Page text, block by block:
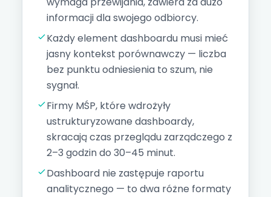
informacji dla swojego odbiorcy.
Każdy element dashboardu musi mieć
jasny kontekst porównawczy — liczba
bez punktu odniesienia to szum, nie
sygnał.
Firmy MŚP, które wdrożyły
ustrukturyzowane dashboardy,
skracają czas przeglądu zarządczego z
2–3 godzin do 30–45 minut.
Dashboard nie zastępuje raportu
analitycznego — to dwa różne formaty